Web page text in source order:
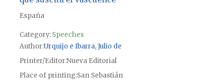
España
Category:Speeches
Author Urquijo e Ibarra, Julio de
Printer/Editor Nueva Editorial
Place of printingSan Sebastián